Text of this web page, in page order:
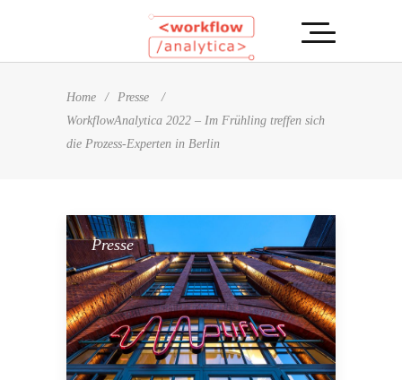
Home / Presse
/
WorkflowAnalytica 2022 – Im Frühling treffen sich
die Prozess-Experten in Berlin
Presse